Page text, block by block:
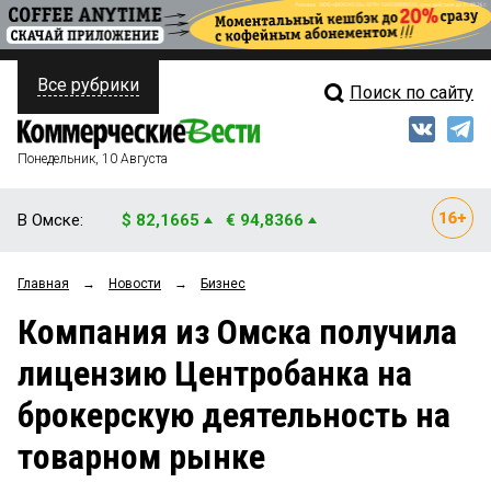
ПОЛИТИКА
ФИНАНСЫ
ОБЩЕСТВО
ЗАКОН
НОВОСТИ КОМПАНИЙ
Свежий выпуск
Рейтинги
Блоги
Архив
Все рубрики Поиск по сайту
Понедельник, 10 Августа
В Омске: $ 82,1665 € 94,8366
Главная → Новости → Бизнес
Компания из Омска получила
лицензию Центробанка на
брокерскую деятельность на
товарном рынке